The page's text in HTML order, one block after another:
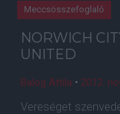
Meccsösszefoglaló
NORWICH
UNITED
Balog Attila • 2012.
Vereséget